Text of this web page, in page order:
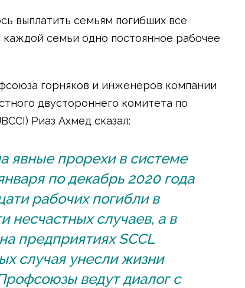
выплатить семьям погибших все
семьи одно постоянное рабочее
горняков и инженеров компании
двустороннего комитета по
Риаз Ахмед сказал:
явные прорехи в системе
по декабрь 2020 года
рабочих погибли в
несчастных случаев, а в
предприятиях SCCL
случая унесли жизни
ведут диалог с